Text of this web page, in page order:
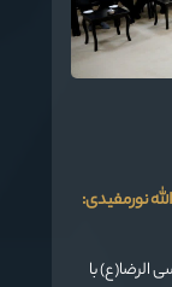
نورمفیدی:
الرضا(ع) با